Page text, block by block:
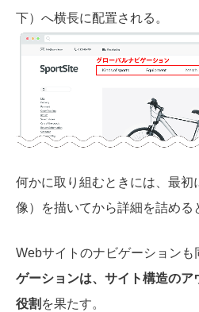
下）へ横長に配置される。
何かに取り組むときには、最初
像）を描いてから詳細を詰める
Webサイトのナビゲーションも
ゲーションは、サイト構造のア
役割 を果たす。